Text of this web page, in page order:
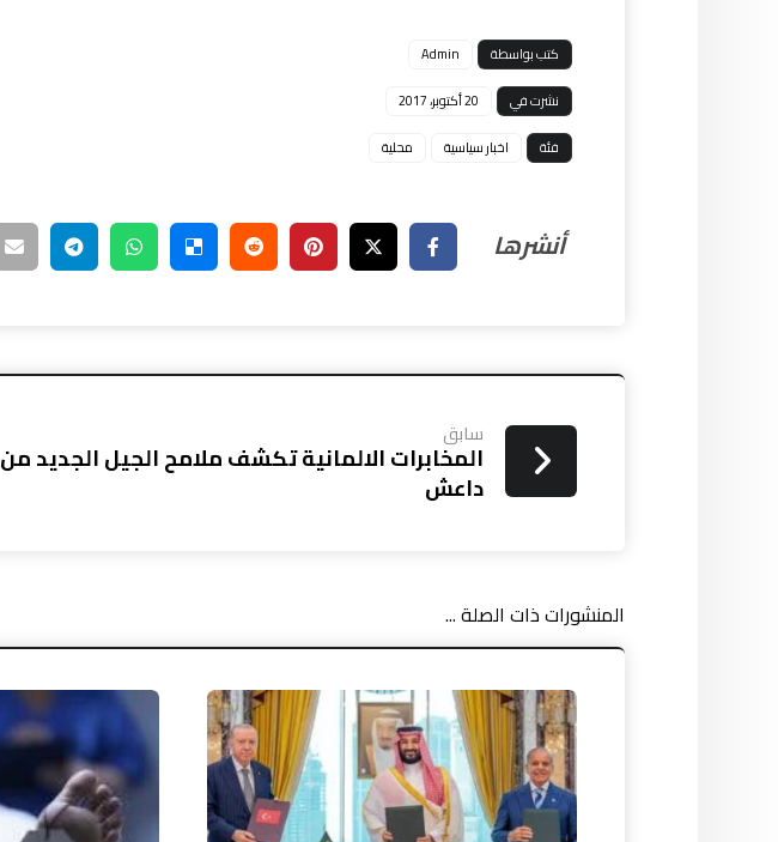
كتب بواسطة
Admin
نشرت في
20 أكتوبر، 2017
فئة
اخبار سياسية محلية
سابق
المخابرات الالمانية تكشف ملامح الجيل الجديد من
داعش
المنشورات ذات الصلة ...